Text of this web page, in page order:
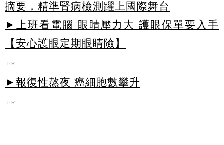
摘要，精準腎病檢測躍上國際舞台
►上班看電腦 眼睛壓力大 護眼保單要入手
【安心護眼定期眼睛險】
PR
►報復性熬夜 癌細胞數攀升
PR